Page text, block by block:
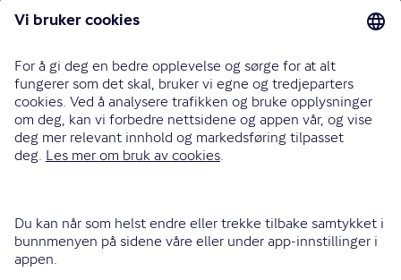
Bilforsikring
Innboforsikring
Husforsikring
Livsforsikring
Barneforsikring
Alle forsikringer
915 03 100
LinkedIn
Facebook